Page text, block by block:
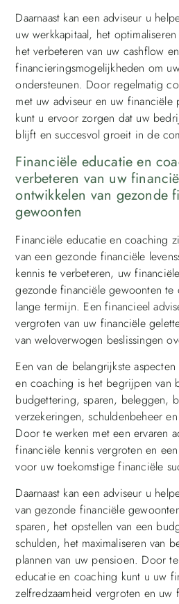
Daarnaast kan een adviseur u
uw werkkapitaal, het
het verbeteren van uw cashflow
financieringsmogelijkheden om
ondersteunen. Door regelmatig
met uw adviseur en uw financiële
kunt u ervoor zorgen dat uw
blijft en succesvol groeit in de
Financiële educatie en
verbeteren van uw
ontwikkelen van gezonde
gewoonten
Financiële educatie en coaching
van een gezonde financiële
kennis te verbeteren, uw
gezonde financiële gewoonten te
lange termijn. Een financieel
vergroten van uw financiële
van weloverwogen beslissingen
Een van de belangrijkste
en coaching is het begrijpen van
budgettering, sparen, beleggen,
verzekeringen, schuldenbeheer
Door te werken met een ervaren
financiële kennis vergroten en
voor uw toekomstige financiële
Daarnaast kan een adviseur u
van gezonde financiële
sparen, het opstellen van een
schulden, het maximaliseren van
plannen van uw pensioen. Door
educatie en coaching kunt u uw
zelfredzaamheid vergroten en uw